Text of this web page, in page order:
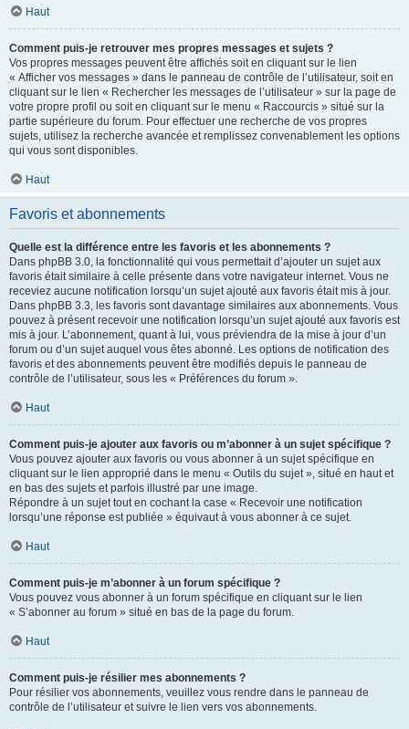
Haut
Comment puis-je retrouver mes propres messages et sujets ?
Vos propres messages peuvent être affichés soit en cliquant sur le lien
« Afficher vos messages » dans le panneau de contrôle de l’utilisateur, soit en
cliquant sur le lien « Rechercher les messages de l’utilisateur » sur la page de
votre propre profil ou soit en cliquant sur le menu « Raccourcis » situé sur la
partie supérieure du forum. Pour effectuer une recherche de vos propres
sujets, utilisez la recherche avancée et remplissez convenablement les options
qui vous sont disponibles.
Haut
Favoris et abonnements
Quelle est la différence entre les favoris et les abonnements ?
Dans phpBB 3.0, la fonctionnalité qui vous permettait d’ajouter un sujet aux
favoris était similaire à celle présente dans votre navigateur internet. Vous ne
receviez aucune notification lorsqu’un sujet ajouté aux favoris était mis à jour.
Dans phpBB 3.3, les favoris sont davantage similaires aux abonnements. Vous
pouvez à présent recevoir une notification lorsqu’un sujet ajouté aux favoris est
mis à jour. L’abonnement, quant à lui, vous préviendra de la mise à jour d’un
forum ou d’un sujet auquel vous êtes abonné. Les options de notification des
favoris et des abonnements peuvent être modifiés depuis le panneau de
contrôle de l’utilisateur, sous les « Préférences du forum ».
Haut
Comment puis-je ajouter aux favoris ou m’abonner à un sujet spécifique ?
Vous pouvez ajouter aux favoris ou vous abonner à un sujet spécifique en
cliquant sur le lien approprié dans le menu « Outils du sujet », situé en haut et
en bas des sujets et parfois illustré par une image.
Répondre à un sujet tout en cochant la case « Recevoir une notification
lorsqu’une réponse est publiée » équivaut à vous abonner à ce sujet.
Haut
Comment puis-je m’abonner à un forum spécifique ?
Vous pouvez vous abonner à un forum spécifique en cliquant sur le lien
« S’abonner au forum » situé en bas de la page du forum.
Haut
Comment puis-je résilier mes abonnements ?
Pour résilier vos abonnements, veuillez vous rendre dans le panneau de
contrôle de l’utilisateur et suivre le lien vers vos abonnements.